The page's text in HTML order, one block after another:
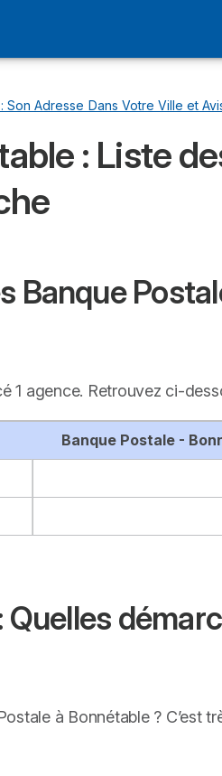
: Son Adresse Dans Votre Ville et
: Liste
Banque
1 agence. Retrouvez ci-
Banque Postale -
à Bonnétable ? C’est